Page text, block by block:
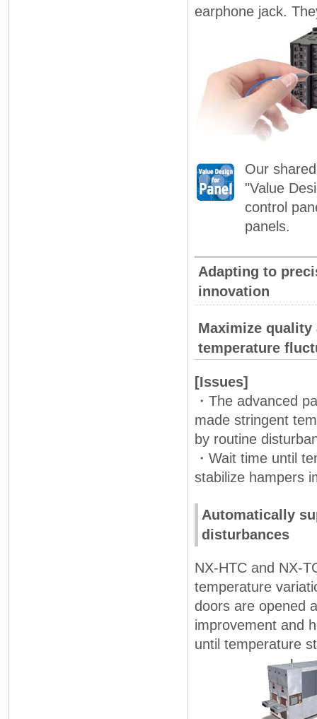
earphone jack.
Our
"Value
control
panels.
Adapting to
innovation
Maximize
temperature
[Issues]
・The advanced
made stringent
by routine
・Wait time until
stabilize hampers
Automatically
disturbances
NX-HTC and NX-
temperature
doors are opened
improvement and
until temperature